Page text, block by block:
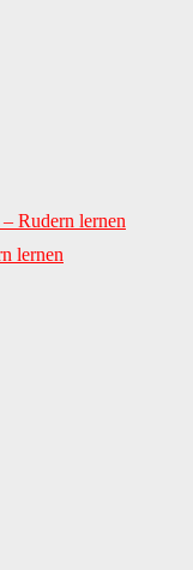
Rudern lernen
lernen